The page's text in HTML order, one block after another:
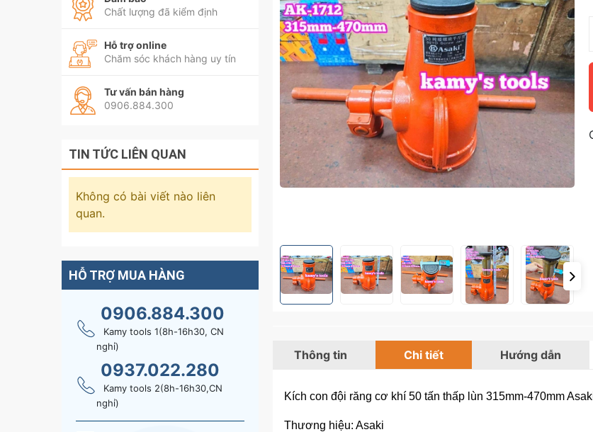
Thông tin Chi tiết Hướng dẫn
Kích con đội răng cơ khí 50 tấn thấp lùn 315mm-470mm
Thương hiệu: Asaki
Chất lượng đã kiểm định
Hỗ trợ online
Chăm sóc khách hàng uy tín
Tư vấn bán hàng
0906.884.300
TIN TỨC LIÊN QUAN
Không có bài viết nào liên
quan.
HỖ TRỢ MUA HÀNG
0906.884.300
Kamy tools 1(8h-16h30, CN
nghỉ)
0937.022.280
Kamy tools 2(8h-16h30,CN
nghỉ)